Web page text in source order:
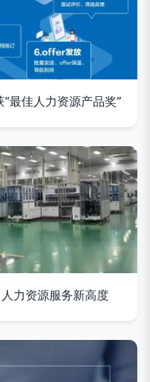
最佳人力资源产品奖”
力资源服务新高度